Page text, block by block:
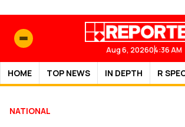
Aug 6, 202604:36 AM
HOME TOP NEWS IN DEPTH R
NATIONAL